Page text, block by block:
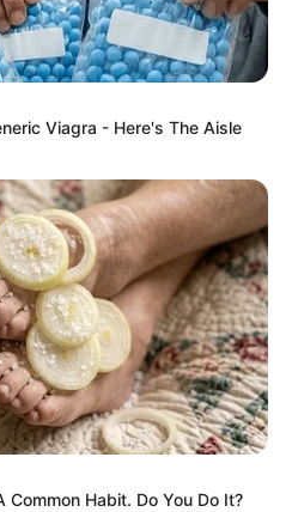
Viagra - Here's The Aisle
Common Habit. Do You Do It?